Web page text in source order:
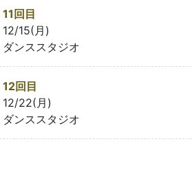
11回目
12/15(月)
ダンススタジオ
12回目
12/22(月)
ダンススタジオ